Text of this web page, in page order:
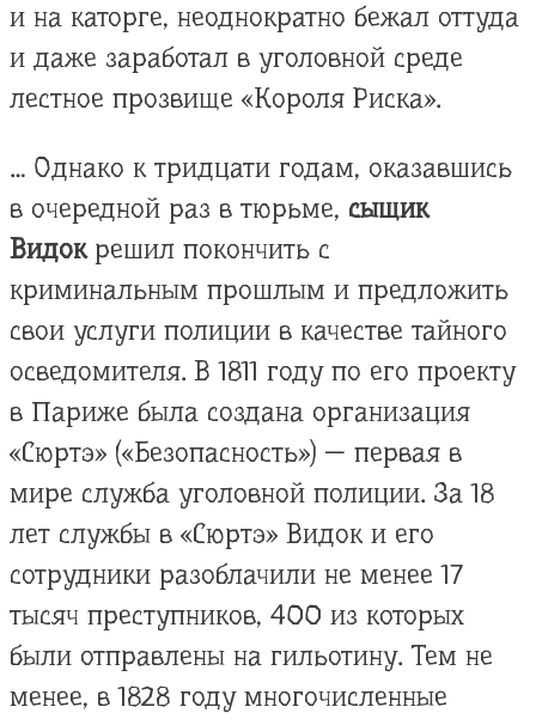
и на каторге, неоднократно бежал оттуда
и даже заработал в уголовной среде
лестное прозвище «Короля Риска».
… Однако к тридцати годам, оказавшись
в очередной раз в тюрьме, сыщик
Видокрешил покончить с
криминальным прошлым и предложить
свои услуги полиции в качестве тайного
осведомителя. В 1811 году по его проекту
в Париже была создана организация
«Сюртэ» («Безопасность») — первая в
мире служба уголовной полиции. За 18
лет службы в «Сюртэ» Видок и его
сотрудники разоблачили не менее 17
тысяч преступников, 400 из которых
были отправлены на гильотину. Тем не
менее, в 1828 году многочисленные